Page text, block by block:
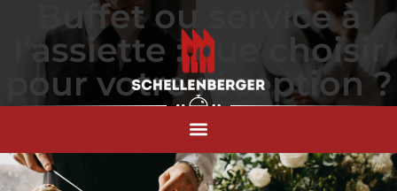
Buffet ou service à
l’assiette : que choisir
pour votre réception ?